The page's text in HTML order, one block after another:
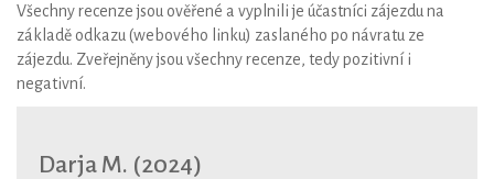
Všechny recenze jsou ověřené a vyplnili je účastníci zájezdu na
základě odkazu (webového linku) zaslaného po návratu ze
zájezdu. Zveřejněny jsou všechny recenze, tedy pozitivní i
negativní.
Darja M. (2024)